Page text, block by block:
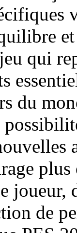
qui
du
joueur,
de